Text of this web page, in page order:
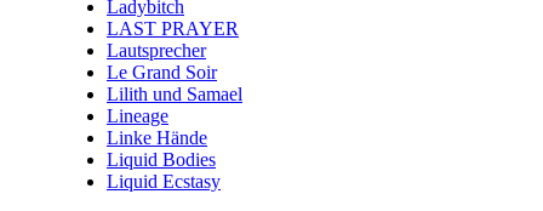
Ladybitch
LAST PRAYER
Lautsprecher
Le Grand Soir
Lilith und Samael
Lineage
Linke Hände
Liquid Bodies
Liquid Ecstasy